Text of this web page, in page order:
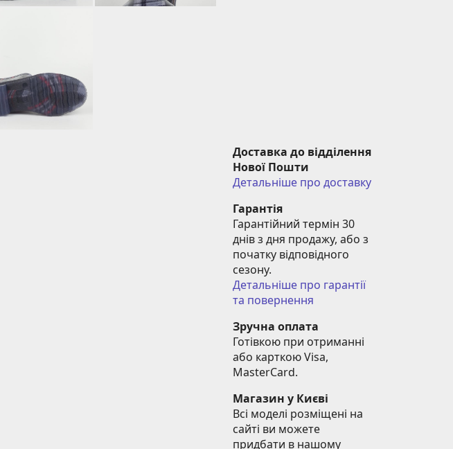
Доставка до відділення
Нової Пошти
Детальніше про доставку
Гарантія
Гарантійний термін 30
днів з дня продажу, або з
початку відповідного
сезону.
Детальніше про гарантії
та повернення
Зручна оплата
Готівкою при отриманні
або карткою Visa,
MasterCard.
Магазин у Києві
Всі моделі розміщені на
сайті ви можете